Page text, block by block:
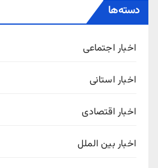
دسته‌ها
اخبار اجتماعی
اخبار استانی
اخبار اقتصادی
اخبار بین الملل